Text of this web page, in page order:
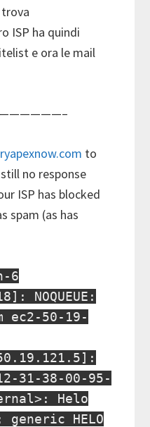
ISP ha quindi
e ora le mail
to
no response
ISP has blocked
spam (as has
6
NOQUEUE:
ec2-50-19-
31-38-00-95-
Helo
generic HELO